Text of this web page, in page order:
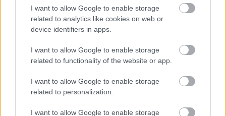
I want to allow Google to enable storage
related to analytics like cookies on web or
device identifiers in apps.
I want to allow Google to enable storage
related to functionality of the website or app.
I want to allow Google to enable storage
related to personalization.
I want to allow Google to enable storage